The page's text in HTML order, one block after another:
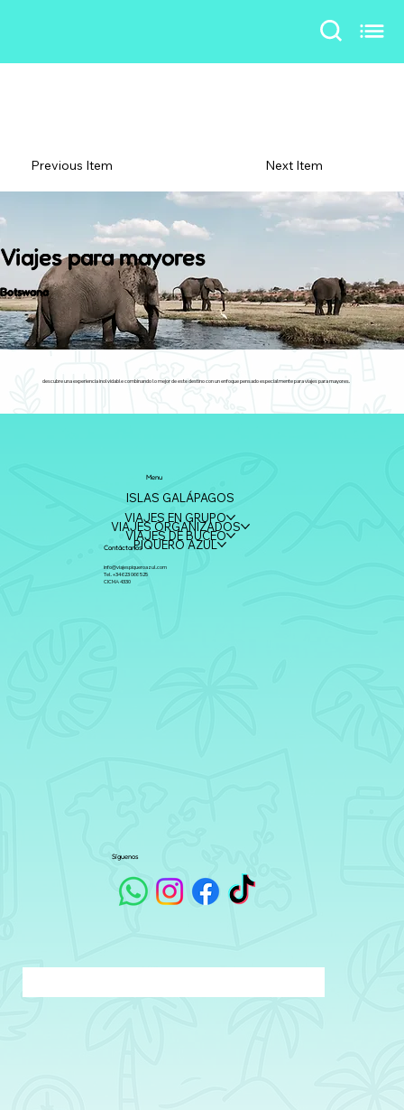
Viajes para mayores
Botswana
descubre una experiencia inolvidable combinando lo mejor de este destino con un enfoque pensado especialmente para viajes para mayores.
Previous Item Next Item
Menu
ISLAS GALÁPAGOS
VIAJES EN GRUPO
VIAJES ORGANIZADOS
VIAJES DE BUCEO
PIQUERO AZUL
Contáctanos
info@viajespiqueroazul.com
Tel. +34 623 066 525
CICMA 4330
Síguenos